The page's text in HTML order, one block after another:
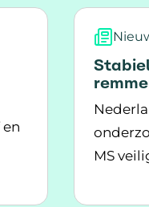
MS-remmende
MS